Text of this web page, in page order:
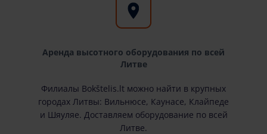
Аренда высотного оборудования по всей
Литве
Филиалы Bokštelis.lt можно найти в крупных
городах Литвы: Вильнюсе, Каунасе, Клайпеде
и Шяуляе. Доставляем оборудование по всей
Литве.